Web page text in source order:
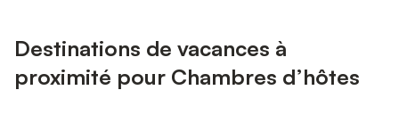
Destinations de vacances à
proximité pour Chambres d’hôtes